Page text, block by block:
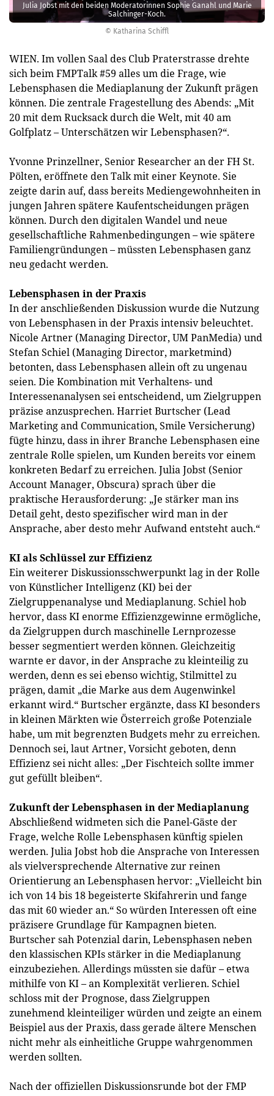
© Katharina Schiffl
Julia Jobst mit den beiden Moderatorinnen Sophie Ganahl und Marie
Salchinger-Koch.
WIEN. Im vollen Saal des Club Praterstrasse drehte
sich beim FMPTalk #59 alles um die Frage, wie
Lebensphasen die Mediaplanung der Zukunft prägen
können. Die zentrale Fragestellung des Abends: „Mit
20 mit dem Rucksack durch die Welt, mit 40 am
Golfplatz – Unterschätzen wir Lebensphasen?“.
Yvonne Prinzellner, Senior Researcher an der FH St.
Pölten, eröffnete den Talk mit einer Keynote. Sie
zeigte darin auf, dass bereits Mediengewohnheiten in
jungen Jahren spätere Kaufentscheidungen prägen
können. Durch den digitalen Wandel und neue
gesellschaftliche Rahmenbedingungen – wie spätere
Familiengründungen – müssten Lebensphasen ganz
neu gedacht werden.
Lebensphasen in der Praxis
In der anschließenden Diskussion wurde die Nutzung
von Lebensphasen in der Praxis intensiv beleuchtet.
Nicole Artner (Managing Director, UM PanMedia) und
Stefan Schiel (Managing Director, marketmind)
betonten, dass Lebensphasen allein oft zu ungenau
seien. Die Kombination mit Verhaltens- und
Interessenanalysen sei entscheidend, um Zielgruppen
präzise anzusprechen. Harriet Burtscher (Lead
Marketing and Communication, Smile Versicherung)
fügte hinzu, dass in ihrer Branche Lebensphasen eine
zentrale Rolle spielen, um Kunden bereits vor einem
konkreten Bedarf zu erreichen. Julia Jobst (Senior
Account Manager, Obscura) sprach über die
praktische Herausforderung: „Je stärker man ins
Detail geht, desto spezifischer wird man in der
Ansprache, aber desto mehr Aufwand entsteht auch.“
KI als Schlüssel zur Effizienz
Ein weiterer Diskussionsschwerpunkt lag in der Rolle
von Künstlicher Intelligenz (KI) bei der
Zielgruppenanalyse und Mediaplanung. Schiel hob
hervor, dass KI enorme Effizienzgewinne ermögliche,
da Zielgruppen durch maschinelle Lernprozesse
besser segmentiert werden können. Gleichzeitig
warnte er davor, in der Ansprache zu kleinteilig zu
werden, denn es sei ebenso wichtig, Stilmittel zu
prägen, damit „die Marke aus dem Augenwinkel
erkannt wird.“ Burtscher ergänzte, dass KI besonders
in kleinen Märkten wie Österreich große Potenziale
habe, um mit begrenzten Budgets mehr zu erreichen.
Dennoch sei, laut Artner, Vorsicht geboten, denn
Effizienz sei nicht alles: „Der Fischteich sollte immer
gut gefüllt bleiben“.
Zukunft der Lebensphasen in der Mediaplanung
Abschließend widmeten sich die Panel-Gäste der
Frage, welche Rolle Lebensphasen künftig spielen
werden. Julia Jobst hob die Ansprache von Interessen
als vielversprechende Alternative zur reinen
Orientierung an Lebensphasen hervor: „Vielleicht bin
ich von 14 bis 18 begeisterte Skifahrerin und fange
das mit 60 wieder an.“ So würden Interessen oft eine
präzisere Grundlage für Kampagnen bieten.
Burtscher sah Potenzial darin, Lebensphasen neben
den klassischen KPIs stärker in die Mediaplanung
einzubeziehen. Allerdings müssten sie dafür – etwa
mithilfe von KI – an Komplexität verlieren. Schiel
schloss mit der Prognose, dass Zielgruppen
zunehmend kleinteiliger würden und zeigte an einem
Beispiel aus der Praxis, dass gerade ältere Menschen
nicht mehr als einheitliche Gruppe wahrgenommen
werden sollten.
Nach der offiziellen Diskussionsrunde bot der FMP